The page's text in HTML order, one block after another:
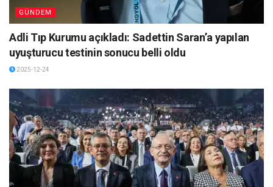
GÜNDEM
Adli Tıp Kurumu açıkladı: Sadettin Saran’a yapılan
uyuşturucu testinin sonucu belli oldu
2025-12-24